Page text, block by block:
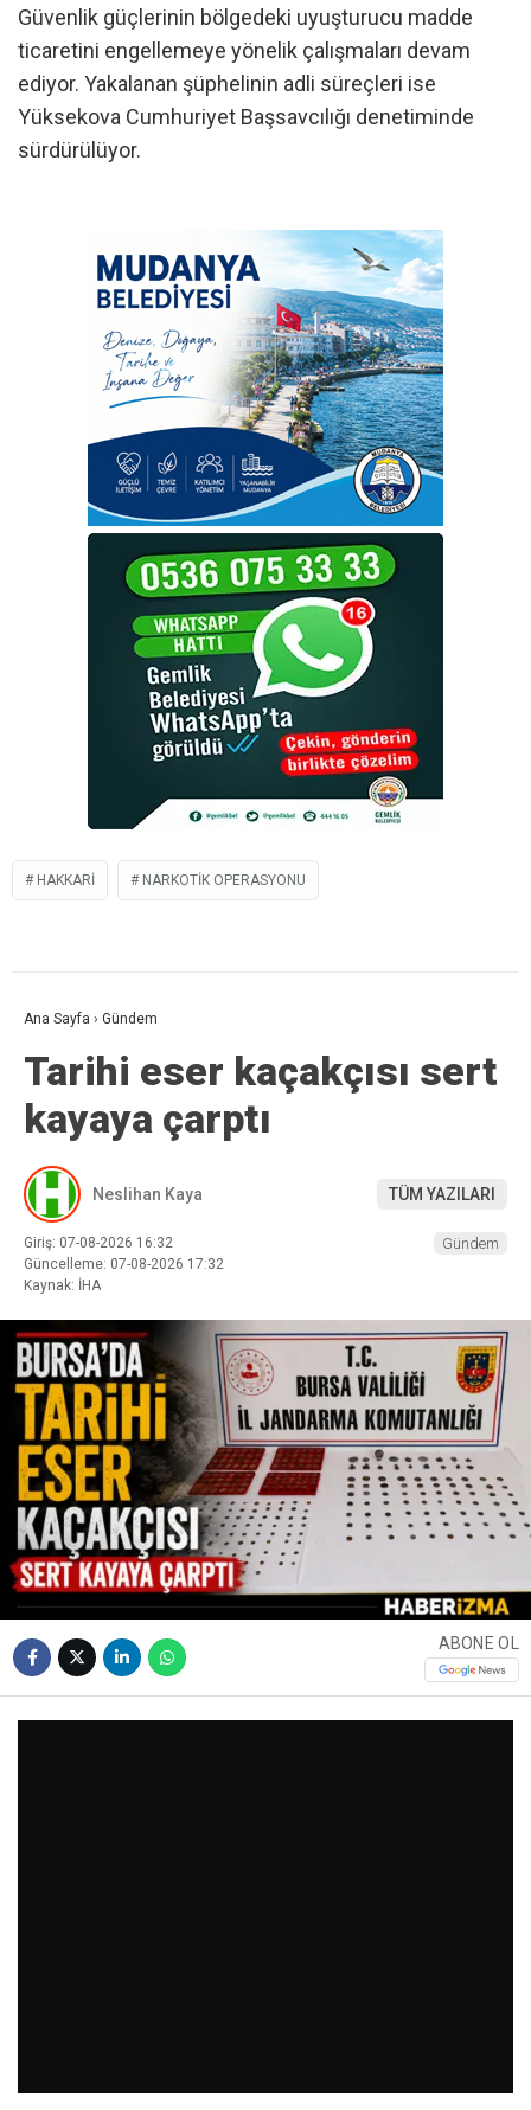
Güvenlik güçlerinin bölgedeki uyuşturucu madde
ticaretini engellemeye yönelik çalışmaları devam
ediyor. Yakalanan şüphelinin adli süreçleri ise
Yüksekova Cumhuriyet Başsavcılığı denetiminde
sürdürülüyor.
HAKKARI NARKOTIK OPERASYONU
Ana Sayfa › Gündem
Tarihi eser kaçakçısı sert
kayaya çarptı
Neslihan Kaya TÜM YAZILARI
Giriş: 07-08-2026 16:32
Güncelleme: 07-08-2026 17:32
Kaynak: İHA
Gündem
ABONE OL